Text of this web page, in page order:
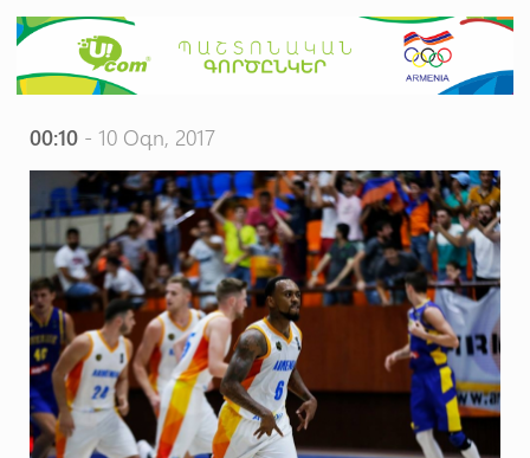
00:10- 10 Օգո, 2017